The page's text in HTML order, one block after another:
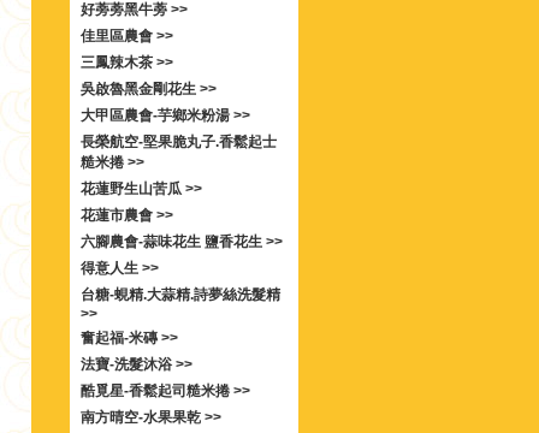
好蒡蒡黑牛蒡 >>
佳里區農會 >>
三鳳辣木茶 >>
吳啟魯黑金剛花生 >>
大甲區農會-芋鄉米粉湯 >>
長榮航空-堅果脆丸子.香鬆起士
糙米捲 >>
花蓮野生山苦瓜 >>
花蓮市農會 >>
六腳農會-蒜味花生 鹽香花生 >>
得意人生 >>
台糖-蜆精.大蒜精.詩夢絲洗髮精
>>
奮起福-米磚 >>
法寶-洗髮沐浴 >>
酷覓星-香鬆起司糙米捲 >>
南方晴空-水果果乾 >>